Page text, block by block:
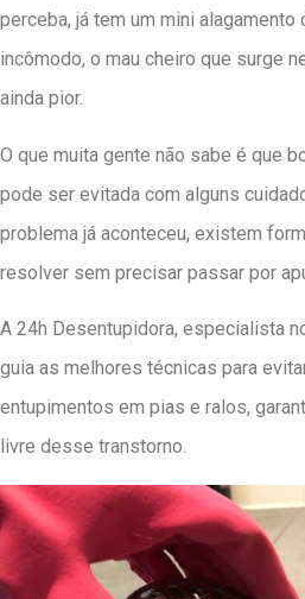
perceba, já tem um mini alagamento
incômodo, o mau cheiro que surge
ainda pior.
O que muita gente não sabe é que
pode ser evitada com alguns
problema já aconteceu, existem
resolver sem precisar passar por
A 24h Desentupidora, especialista
guia as melhores técnicas para
entupimentos em pias e ralos,
livre desse transtorno.